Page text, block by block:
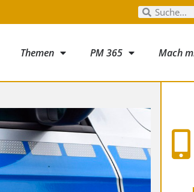
Themen PM 365 Mach